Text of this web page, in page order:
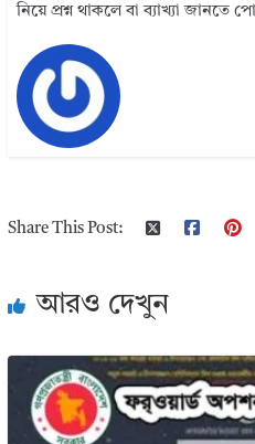
নিয়ে প্রশ্ন থাকলে বা ব্যাখ্যা জানতে
Share This Post:
আরও দেখুন